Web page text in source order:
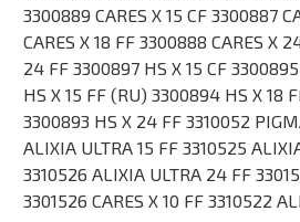
3300889 CARES X 15 CF 3300887
CARES X 18 FF 3300888 CARES X
24 FF 3300897 HS X 15 CF
HS X 15 FF (RU) 3300894 HS X 18
3300893 HS X 24 FF 3310052
ALIXIA ULTRA 15 FF 3310525
3310526 ALIXIA ULTRA 24 FF
3301526 CARES X 10 FF 3310522